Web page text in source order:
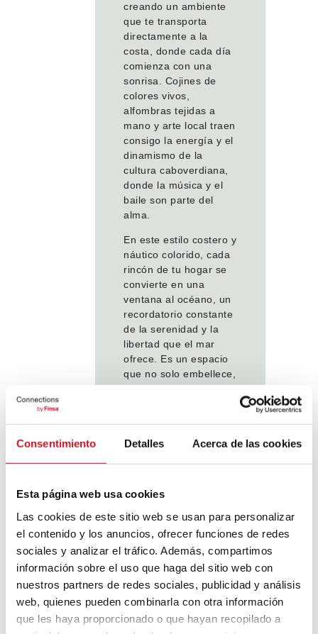
Consentimiento Detalles Acerca de las cookies
Esta página web usa cookies
Las cookies de este sitio web se usan para personalizar
el contenido y los anuncios, ofrecer funciones de redes
sociales y analizar el tráfico. Además, compartimos
información sobre el uso que haga del sitio web con
nuestros partners de redes sociales, publicidad y análisis
web, quienes pueden combinarla con otra información
que les haya proporcionado o que hayan recopilado a
creando un ambiente
que te transporta
directamente a la
costa, donde cada día
comienza con una
sonrisa. Cojines de
colores vivos,
alfombras tejidas a
mano y arte local traen
consigo la energía y el
dinamismo de la
cultura caboverdiana,
donde la música y el
baile son parte del
alma.
En este estilo costero y
náutico colorido, cada
rincón de tu hogar se
convierte en una
ventana al océano, un
recordatorio constante
de la serenidad y la
libertad que el mar
ofrece. Es un espacio
que no solo embellece,
sino que también
con la naturaleza y con
la alegría vibrante que
Aquí, el interiorismo es
espíritu libre, lleno de
color y vida, que
encuentra en el mar su
fuente inagotable de
inspiración.